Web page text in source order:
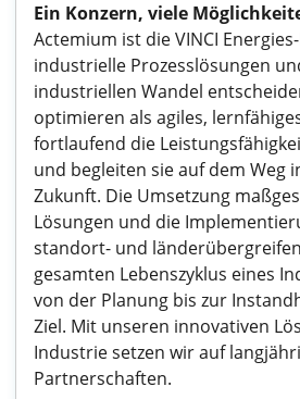
Ein Konzern, viele
Actemium ist die VINCI
industrielle Prozesslösungen
industriellen Wandel
optimieren als agiles,
fortlaufend die
und begleiten sie auf dem Weg
Zukunft. Die Umsetzung
Lösungen und die
standort- und
gesamten Lebenszyklus eines
von der Planung bis zur
Ziel. Mit unseren innovativen
Industrie setzen wir auf
Partnerschaften.